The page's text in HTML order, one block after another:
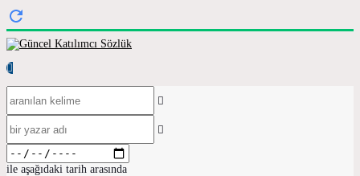
ile aşağıdaki tarih arasında